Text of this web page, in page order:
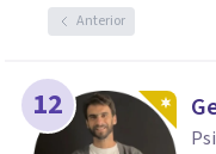
Anterior
12